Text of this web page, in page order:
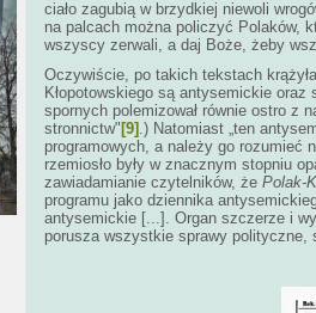
ciało zagubią w brzydkiej niewoli
na palcach można policzyć Polaków,
wszyscy zerwali, a daj Boże, żeby
Oczywiście, po takich tekstach
Kłopotowskiego są antysemickie oraz
spornych polemizował równie ostro z
stronnictw" [9] .) Natomiast „ten
programowych, a należy go rozumieć
rzemiosło były w znacznym stopniu
zawiadamianie czytelników, że Polak-
programu jako dziennika
antysemickie [...]. Organ szczerze i
porusza wszystkie sprawy polityczne,